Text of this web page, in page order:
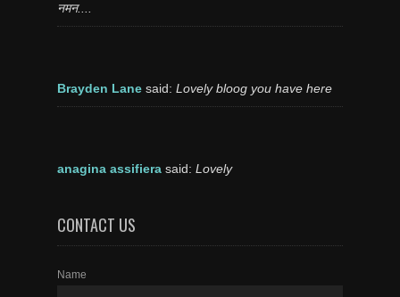
नमन....
Brayden Lane said: Lovely bloog you have here
anagina assifiera said: Lovely
CONTACT US
Name